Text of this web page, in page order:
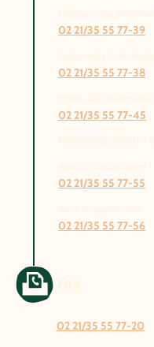
02 21/35 55 77-39
02 21/35 55 77-38
02 21/35 55 77-45
02 21/35 55 77-55
02 21/35 55 77-56
02 21/35 55 77-20